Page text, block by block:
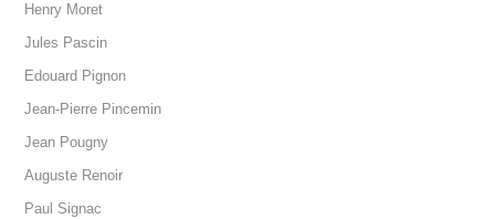
Henry Moret
Jules Pascin
Edouard Pignon
Jean-Pierre Pincemin
Jean Pougny
Auguste Renoir
Paul Signac